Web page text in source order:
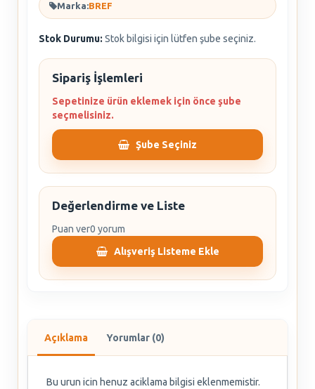
Marka:BREF
Stok Durumu: Stok bilgisi için lütfen şube seçiniz.
Sipariş İşlemleri
Sepetinize ürün eklemek için önce şube
seçmelisiniz.
Şube Seçiniz
Değerlendirme ve Liste
Puan ver0 yorum
Alışveriş Listeme Ekle
Açıklama Yorumlar (0)
Bu urun icin henuz aciklama bilgisi eklenmemistir.